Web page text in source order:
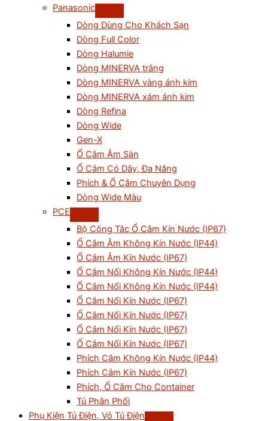
Panasonic
Dòng Dùng Cho Khách Sạn
Dòng Full Color
Dòng Halumie
Dòng MINERVA trắng
Dòng MINERVA vàng ánh kim
Dòng MINERVA xám ánh kim
Dòng Refina
Dòng Wide
Gen-X
Ổ Cắm Âm Sàn
Ổ Cắm Có Dây, Đa Năng
Phích & Ổ Cắm Chuyên Dụng
Dòng Wide Màu
PCE
Bộ Công Tắc Ổ Cắm Kín Nước (IP67)
Ổ Cắm Âm Không Kín Nước (IP44)
Ổ Cắm Âm Kín Nước (IP67)
Ổ Cắm Nối Không Kín Nước (IP44)
Ổ Cắm Nổi Không Kín Nước (IP44)
Ổ Cắm Nổi Kín Nước (IP67)
Ổ Cắm Nối Kín Nước (IP67)
Ổ Cắm Nổi Kín Nước (IP67)
Ổ Cắm Nối Kín Nước (IP67)
Phích Cắm Không Kín Nước (IP44)
Phích Cắm Kín Nước (IP67)
Phích, Ổ Cắm Cho Container
Tủ Phân Phối
Phụ Kiện Tủ Điện, Vỏ Tủ Điện